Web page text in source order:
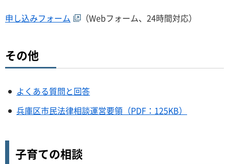
申し込みフォーム （Webフォーム、24時間対応）
その他
よくある質問と回答
兵庫区市民法律相談運営要領（PDF：125KB）
子育ての相談